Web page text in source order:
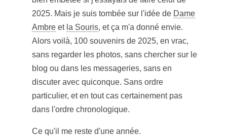
2025. Mais je suis tombée sur l'idée de Dame
Ambreet la Souris, et ça m'a donné envie.
Alors voilà, 100 souvenirs de 2025, en vrac,
sans regarder les photos, sans chercher sur le
blog ou dans les messageries, sans en
discuter avec quiconque. Sans ordre
particulier, et en tout cas certainement pas
dans l'ordre chronologique.
Ce qu'il me reste d'une année.